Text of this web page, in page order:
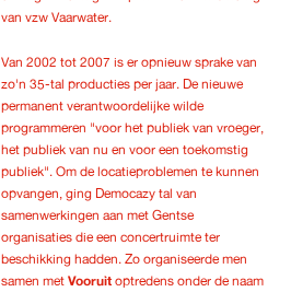
van vzw Vaarwater.
Van 2002 tot 2007 is er opnieuw sprake van
zo'n 35-tal producties per jaar. De nieuwe
permanent verantwoordelijke wilde
programmeren "voor het publiek van vroeger,
het publiek van nu en voor een toekomstig
publiek". Om de locatieproblemen te kunnen
opvangen, ging Democazy tal van
samenwerkingen aan met Gentse
organisaties die een concertruimte ter
beschikking hadden. Zo organiseerde men
samen met Vooruit optredens onder de naam